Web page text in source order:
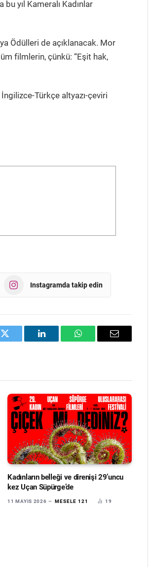
yıl Kameralı Kadınlar
Ödülleri de açıklanacak. Mor
filmlerin, çünkü: “Eşit hak,
Türkçe altyazı-çeviri
Instagramda takip edin
Twitter LinkedIn WhatsAppEmail
Kadınların belleği ve direnişi 29’uncu
kez Uçan Süpürge’de
11 MAYIS 2026 MESELE 121 19